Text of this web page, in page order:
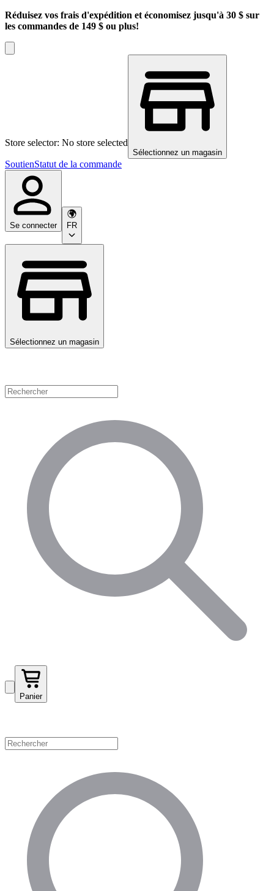
Réduisez vos frais d'expédition et économisez jusqu'à 30 $ sur
les commandes de 149 $ ou plus!
Store selector: No store selected
Sélectionnez un magasin
SoutienStatut de la commande
Se connecter FR
Sélectionnez un magasin
Panier